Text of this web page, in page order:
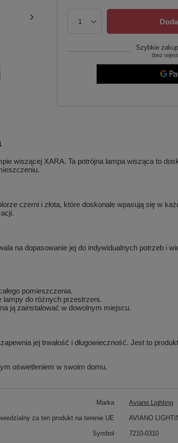
Szybkie
(bez
wiszącej XARA. Ta potrójna lampa wisząca to
czerni i złota, które doskonale wpasują się w
na dopasowanie jej do indywidualnych potrzeb i
pomieszczenia.
do różnych przestrzeni.
ją zainstalować w dowolnym miejscu.
jej trwałość i długowieczność. Jest to
oświetleniem w swoim domu.
Marka Aviano Lighting
za ten produkt na terenie UE AVIANO
Symbol 7210-0310